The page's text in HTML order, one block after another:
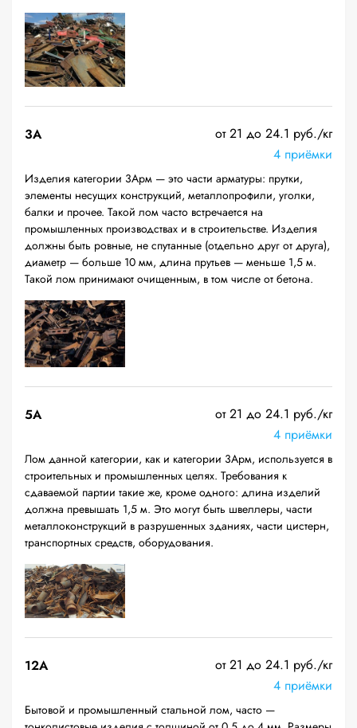
3А
от 21 до 24.1 руб./кг
4 приёмки
Изделия категории 3Арм — это части арматуры: прутки,
элементы несущих конструкций, металлопрофили, уголки,
балки и прочее. Такой лом часто встречается на
промышленных производствах и в строительстве. Изделия
должны быть ровные, не спутанные (отдельно друг от друга),
диаметр — больше 10 мм, длина прутьев — меньше 1,5 м.
Такой лом принимают очищенным, в том числе от бетона.
5А
от 21 до 24.1 руб./кг
4 приёмки
Лом данной категории, как и категории 3Арм, используется в
строительных и промышленных целях. Требования к
сдаваемой партии такие же, кроме одного: длина изделий
должна превышать 1,5 м. Это могут быть швеллеры, части
металлоконструкций в разрушенных зданиях, части цистерн,
транспортных средств, оборудования.
12A
от 21 до 24.1 руб./кг
4 приёмки
Бытовой и промышленный стальной лом, часто —